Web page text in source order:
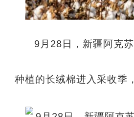
9月28日，新疆阿克
种植的长绒棉进入采收季